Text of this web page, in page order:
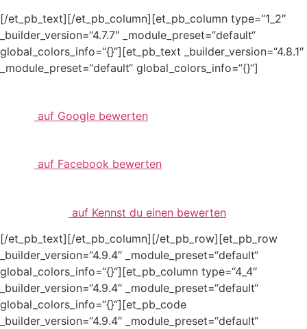
[/et_pb_text][/et_pb_column][et_pb_column type=“1_2″
_builder_version=“4.7.7″ _module_preset=“default“
global_colors_info=“{}“][et_pb_text _builder_version=“4.8.1″
_module_preset=“default“ global_colors_info=“{}“]
auf Google bewerten
auf Facebook bewerten
auf Kennst du einen bewerten
[/et_pb_text][/et_pb_column][/et_pb_row][et_pb_row
_builder_version=“4.9.4″ _module_preset=“default“
global_colors_info=“{}“][et_pb_column type=“4_4″
_builder_version=“4.9.4″ _module_preset=“default“
global_colors_info=“{}“][et_pb_code
_builder_version=“4.9.4″ _module_preset=“default“